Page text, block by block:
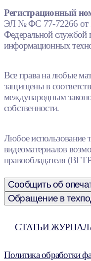
Регистрационный
ЭЛ № ФС 77-72266 от
Федеральной службой
информационных
Все права на любые
защищены в
международным
собственности.
Любое использование
видеоматериалов
правообладателя
Сообщить об
Обращение в
СТАТЬИ
Политика обработки